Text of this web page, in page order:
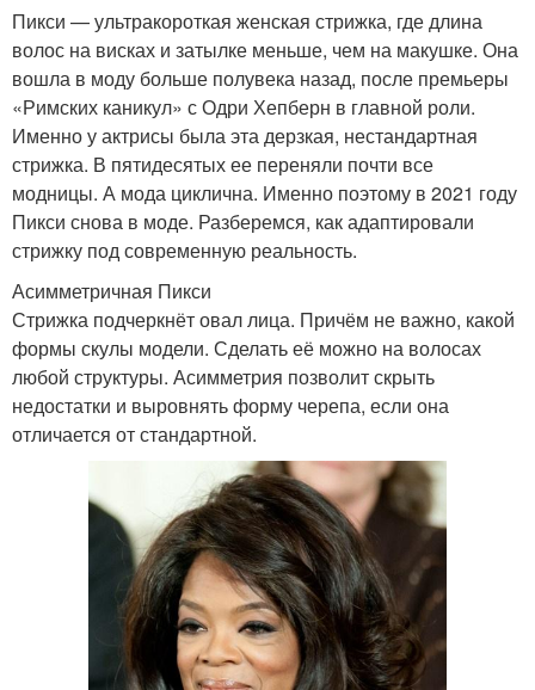
Пикси — ультракороткая женская стрижка, где длина
волос на висках и затылке меньше, чем на макушке. Она
вошла в моду больше полувека назад, после премьеры
«Римских каникул» с Одри Хепберн в главной роли.
Именно у актрисы была эта дерзкая, нестандартная
стрижка. В пятидесятых ее переняли почти все
модницы. А мода циклична. Именно поэтому в 2021 году
Пикси снова в моде. Разберемся, как адаптировали
стрижку под современную реальность.
Асимметричная Пикси
Стрижка подчеркнёт овал лица. Причём не важно, какой
формы скулы модели. Сделать её можно на волосах
любой структуры. Асимметрия позволит скрыть
недостатки и выровнять форму черепа, если она
отличается от стандартной.